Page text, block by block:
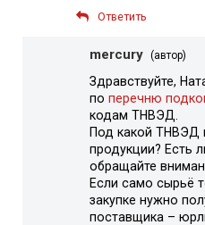
Ответить
mercury (автор)
Здравствуйте,
по перечню
кодам ТНВЭД.
Под какой ТНВЭД
продукции? Есть
обращайте
Если само сырьё
закупке нужно
поставщика –